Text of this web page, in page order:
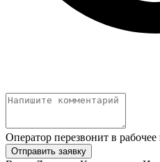
Оператор перезвонит в
Отправить заявку